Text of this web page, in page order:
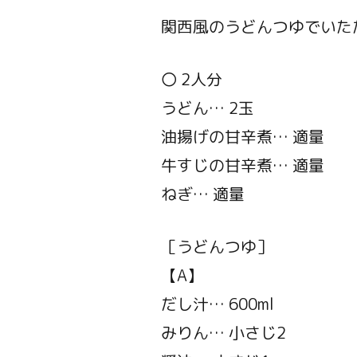
関西風のうどんつゆでいた
〇 2人分
うどん… 2玉
油揚げの甘辛煮… 適量
牛すじの甘辛煮… 適量
ねぎ… 適量
［うどんつゆ］
【A】
だし汁… 600ml
みりん… 小さじ2